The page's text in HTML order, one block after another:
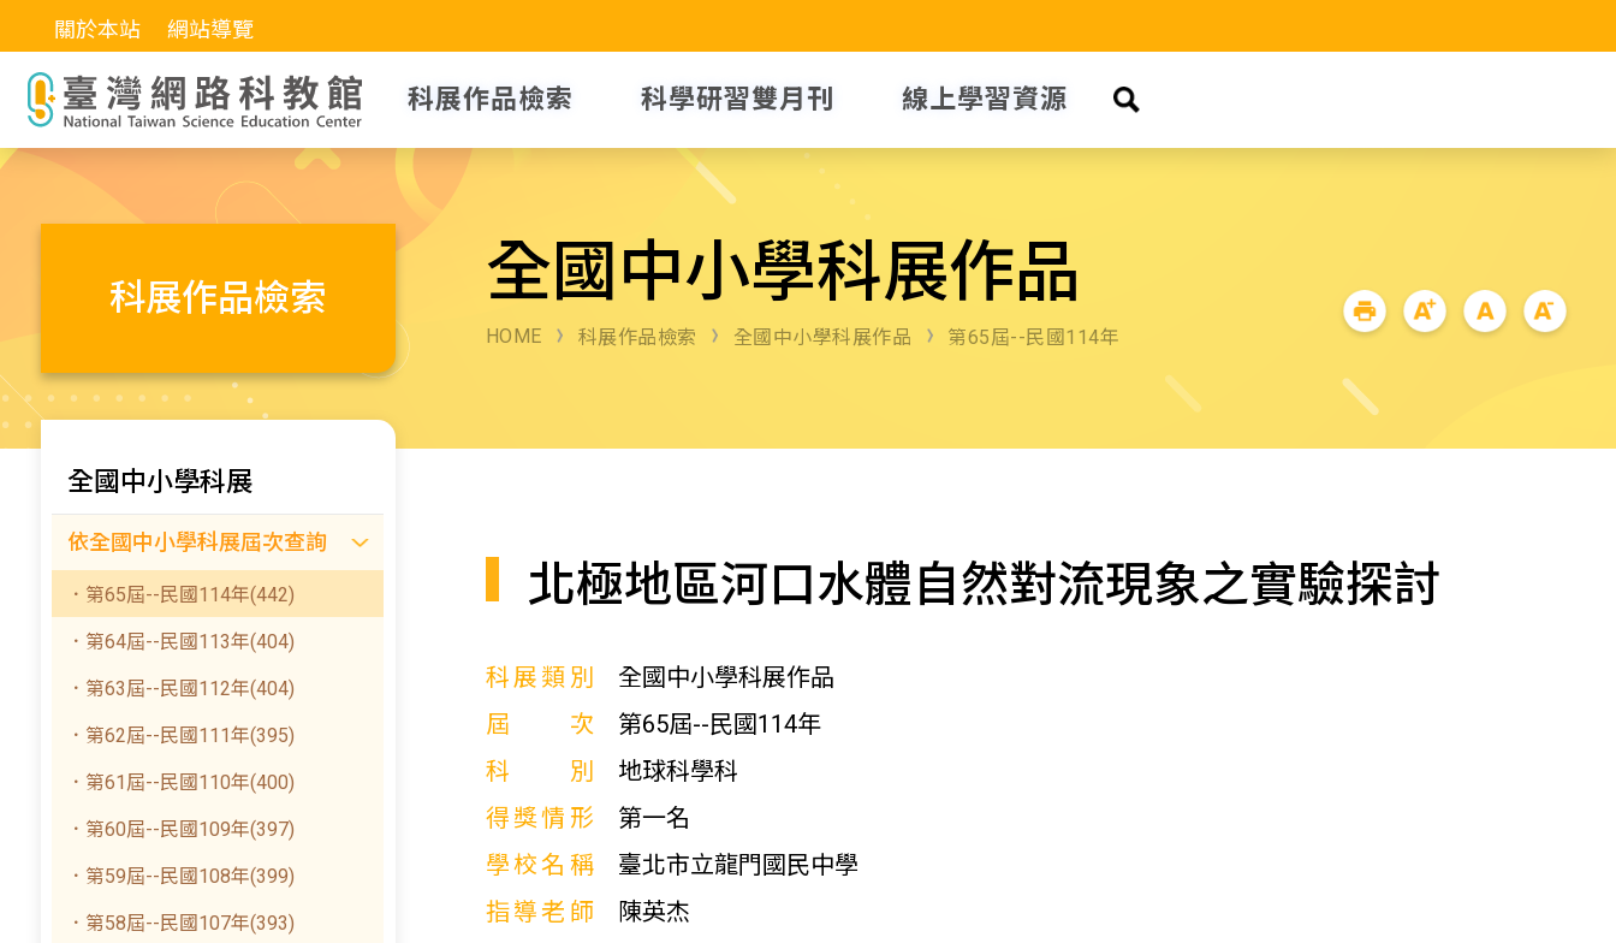
關於本站 網站導覽
科展作品檢索 科學研習雙月刊 線上學習資源
科展作品檢索 全國中小學科展作品
HOME 科展作品檢索 全國中小學科展作品 第65屆--民國114年
全國中小學科展
依全國中小學科展屆次查詢
．第65屆--民國114年(442)
．第64屆--民國113年(404)
．第63屆--民國112年(404)
．第62屆--民國111年(395)
．第61屆--民國110年(400)
．第60屆--民國109年(397)
．第59屆--民國108年(399)
．第58屆--民國107年(393)
北極地區河口水體自然對流現象之實驗探討
科展類別
全國中小學科展作品
屆次
第65屆--民國114年
科別
地球科學科
得獎情形
第一名
學校名稱
臺北市立龍門國民中學
指導老師
陳英杰